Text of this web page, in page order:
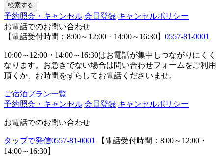
予約照会・キャンセル 会員登録 キャンセルポリシー
お電話でのお問い合わせ
【電話受付時間：8:00～12:00・14:00～16:30】 0557-81-0001
10:00～12:00・14:00～16:30はお電話が集中しつながりにくく
なります。お急ぎでない場合は問い合わせフォームをご利用
頂くか、お時間をずらしてお電話くださいませ。
ご宿泊プラン一覧
予約照会・キャンセル 会員登録 キャンセルポリシー
お電話でのお問い合わせ
タップで発信0557-81-0001
【電話受付時間：8:00～12:00・
14:00～16:30】